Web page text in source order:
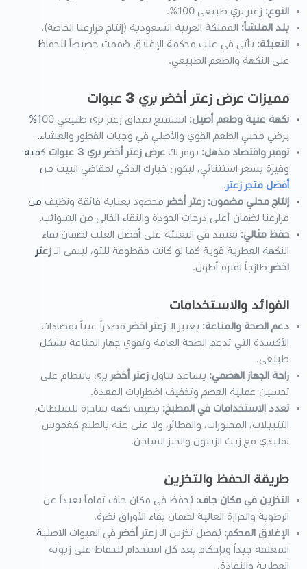
النوع: زعتر بري طبيعي 100%.
بلد المنشأ: المملكة العربية السعودية (إنتاج مزارعنا الخاصة).
التعبئة: يأتي في علب محكمة الإغلاق صُممت خصيصاً للحفاظ
على النكهة والطعم الطبيعي.
مميزات عرض زعتر أخضر بري 3 عبوات
نكهة غنية وطعم أصيل:
استمتع بمذاق زعتر بري طبيعي 100%
يرضي محبي الطعم القوي والأصلي في وجبات الفطور والعشاء.
توفير واقتصاد مذهل: يوفر لك عرض زعتر أخضر بري 3 عبوات
كمية
وفيرة بسعر استثنائي، ليكون خيارك الذكي لمقاضي البيت من
أفضل متجر زعتر.
إنتاج محلي مضمون: زعتر أخضر محصود بعناية فائقة ونظيف من
مزارعنا لضمان أعلى درجات الجودة والنقاء الخالي من الشوائب.
حفظ مثالي: نعتمد في التعبئة على أفضل العلب لضمان بقاء
النكهة العطرية قوية كما لو كانت مقطوفة للتو، ليبقى الـ زعتر
اخضر طازجاً لفترة أطول.
الفوائد والاستخدامات
دعم الصحة والمناعة: يعتبر الـ زعتر اخضر مصدراً غنياً بمضادات
الأكسدة التي تدعم الصحة العامة وتقوي جهاز المناعة بشكل
طبيعي.
راحة الجهاز الهضمي: يساعد تناول زعتر أخضر بري بانتظام على
تحسين عملية الهضم وتخفيف اضطرابات المعدة.
تعدد الاستخدامات في المطبخ: يضيف نكهة ساحرة للسلطات،
التتبيلات، المخبوزات، والفطائر، ولا غنى عنه بالطبع كغموس
تقليدي مع زيت الزيتون والخبز الساخن.
طريقة الحفظ والتخزين
التخزين في مكان جاف: يُحفظ في مكان جاف تماماً بعيداً عن
الرطوبة والحرارة العالية لضمان بقاء الأوراق نضرة.
الإغلاق المحكم: يُفضل تخزين الـ زعتر أخضر في العبوات الأصلية
المغلقة جيداً وبإحكام بعد كل استخدام للحفاظ على زيوته
العطرية والنفاذة.